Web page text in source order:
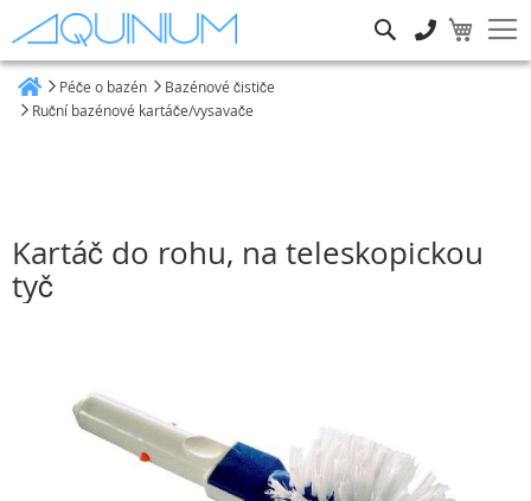
Péče o bazén
Bazénové čističe
Ruční bazénové kartáče/vysavače
Kartáč do rohu, na teleskopickou
tyč